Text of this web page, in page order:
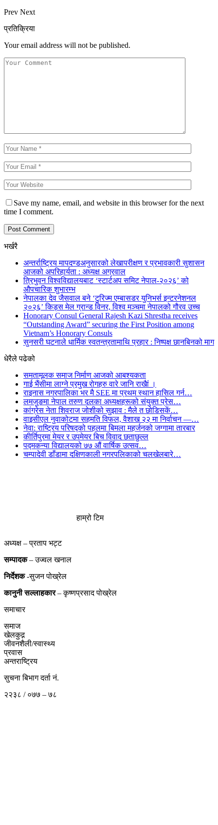
Prev Next
प्रतिक्रिया
Your email address will not be published.
Save my name, email, and website in this browser for the next
time I comment.
भर्खरै
अन्तर्राष्ट्रिय मापदण्डअनुसारको लेखापरीक्षण र प्रभावकारी सुशासन
आजको अपरिहार्यता : अध्यक्ष अग्रवाल
त्रिभुवन विश्वविद्यालयबाट ‘स्टार्टअप समिट नेपाल-२०२६’ को
औपचारिक शुभारम्भ
नेपालका देव जैसवाल बने ‘टुरिज्म एम्बासडर युनिभर्स इन्टरनेशनल
२०२६’ किड्स मेल ग्रान्ड विनर, विश्व मञ्चमा नेपालको गौरव उच्च
Honorary Consul General Rajesh Kazi Shrestha receives
“Outstanding Award” securing the First Position among
Vietnam’s Honorary Consuls
सुनसरी घटनाले धार्मिक स्वतन्त्रतामाथि प्रहार : निष्पक्ष छानबिनको माग
धेरैले पढेको
समतामूलक समाज निर्माण आजको आबश्यकता
गाई भैंसीमा लाग्ने प्रमुख रोगहरु वारे जानि राखैां ।
राइनास नगरपालिका भर मै SEE मा प्रथम स्थान हासिल गर्न…
लमजुङमा नेपाल तरुण दलका अध्यक्षहरूको संयुक्त प्रेस…
कांग्रेस नेता शिवराज जोशीको सुझाव : मैले त छोडिसकें…
वाइसीएल नुवाकोटमा सहमति विफल, वैशाख २२ मा निर्वाचन —…
नेवा: राष्ट्रिय परिषद्को पहलमा बिमला महर्जनको जग्गामा तारबार
कीर्तिपुरमा मेयर र उपमेयर बिच विवाद छताछुल्ल
पद्मकन्या विद्यालयको ७७ औं ‌‌वार्षिक ‌उत्सव…
चम्पादेवी डाँडामा दक्षिणकाली नगरपलिकाको चलखेलबारे…
हाम्रो टिम
अध्यक्ष – प्रताप भट्ट
सम्पादक– उज्वल खनाल
निर्देशक-सुजन पोख्रेल
कानुनी सल्लाहकार– कृष्णप्रसाद पोख्रेल
समाचार
समाज
खेलकुद़़
जीवनशैली/स्वास्थ्य
प्रवास
अन्तराष्ट्रिय
सुचना बिभाग दर्ता नं.
२२३८ / ०७७ – ७८